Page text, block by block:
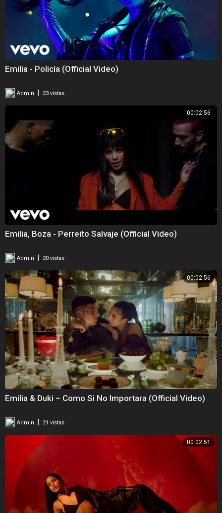
Emilia - Policía (Official Video)
Admin 23 vistas
00:02:56
Emilia, Boza - Perreito Salvaje (Official Video)
Admin | 20 vistas
00:02:56
Emilia & Duki – Como Si No Importara (Official Video)
Admin 21 vistas
00:02:51